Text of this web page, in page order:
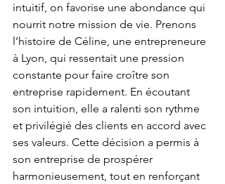
intuitif, on favorise une abondance qui
nourrit notre mission de vie. Prenons
l’histoire de Céline, une entrepreneure
à Lyon, qui ressentait une pression
constante pour faire croître son
entreprise rapidement. En écoutant
son intuition, elle a ralenti son rythme
et privilégié des clients en accord avec
ses valeurs. Cette décision a permis à
son entreprise de prospérer
harmonieusement, tout en renforçant